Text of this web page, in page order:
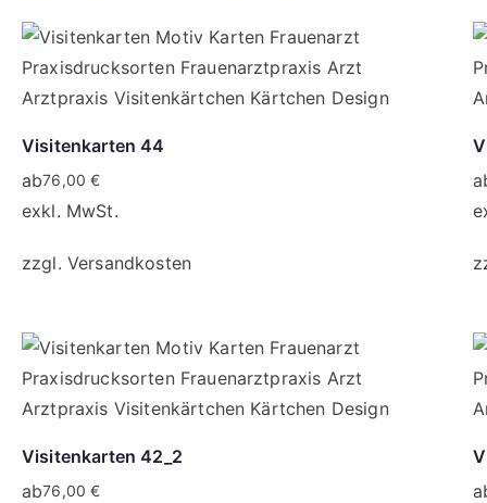
Visitenkarten 44
ab76,00€
exkl. MwSt.
zzgl. Versandkosten
Visitenkarten 42_2
ab76,00€